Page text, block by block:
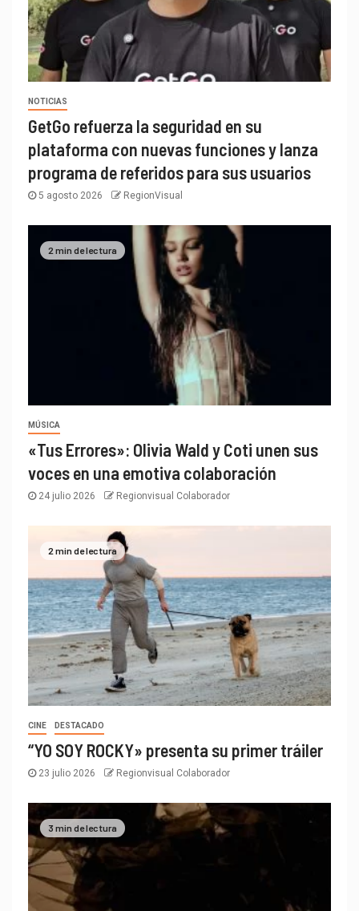
NOTICIAS
GetGo refuerza la seguridad en su
plataforma con nuevas funciones y lanza
programa de referidos para sus usuarios
5 agosto 2026 RegionVisual
2 min de lectura
MÚSICA
«Tus Errores»: Olivia Wald y Coti unen sus
voces en una emotiva colaboración
24 julio 2026 Regionvisual Colaborador
2 min de lectura
CINE DESTACADO
“YO SOY ROCKY» presenta su primer tráiler
23 julio 2026 Regionvisual Colaborador
3 min de lectura